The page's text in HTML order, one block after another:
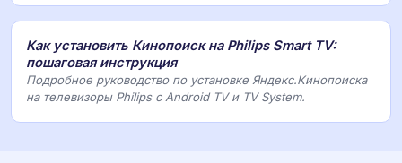
Как установить Кинопоиск на Philips Smart TV:
пошаговая инструкция
Подробное руководство по установке Яндекс.Кинопоиска
на телевизоры Philips с Android TV и TV System.